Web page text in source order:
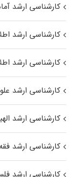
کارشناسی ارشد
کارشناسی ارشد
کارشناسی ارشد
کارشناسی ارشد
کارشناسی ارشد
کارشناسی ارشد
کارشناسی ارشد